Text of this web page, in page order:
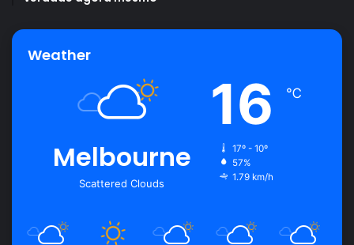
Weather
Melbourne
Scattered Clouds
16 ℃
17º - 10º
57%
1.79 km/h